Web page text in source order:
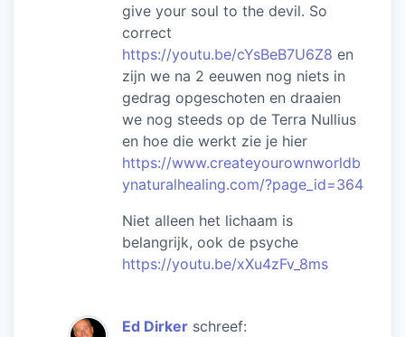
give your soul to the devil. So
correct
https://youtu.be/cYsBeB7U6Z8 en
zijn we na 2 eeuwen nog niets in
gedrag opgeschoten en draaien
we nog steeds op de Terra Nullius
en hoe die werkt zie je hier
https://www.createyourownworldb
ynaturalhealing.com/?page_id=364
Niet alleen het lichaam is
belangrijk, ook de psyche
https://youtu.be/xXu4zFv_8ms
Ed Dirker schreef: